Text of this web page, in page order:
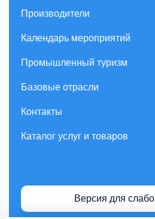
Производители
Календарь мероприятий
Промышленный туризм
Базовые отрасли
Контакты
Каталог услуг и товаров
Версия для